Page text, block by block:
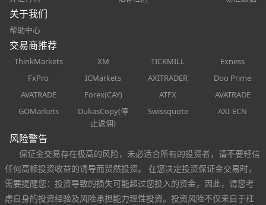
关于我们
帮助中心
交易商推荐
ThinkMarkets XM TICKMILL
Exness
FxPro
ICMarkets AXITRADER
Doo Prime
AVATRADE
Forex(CAY) ATFX
AVATRADE
GOMarkets
DukasCopy(停
止返佣)
Swissquote AXI-ECN
风险警告
保证金交易存在极高的风险，未必适合所有的投资者，请不要轻信
任何高额投资收益的诱导而贸然投资。 在您决定投资保证金交易时，
需要提醒您：投资导致的损失可能超过您投入的资金，因此，请您考
虑自身的投资经验及风险承担能力理性投资。投资风险不仅来自于杠